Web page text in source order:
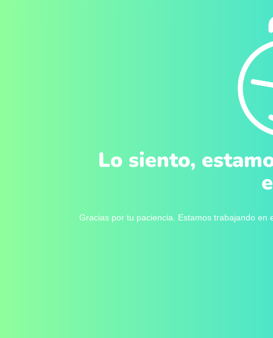
Lo siento,
Gracias por tu paciencia. Estamos trabajando en